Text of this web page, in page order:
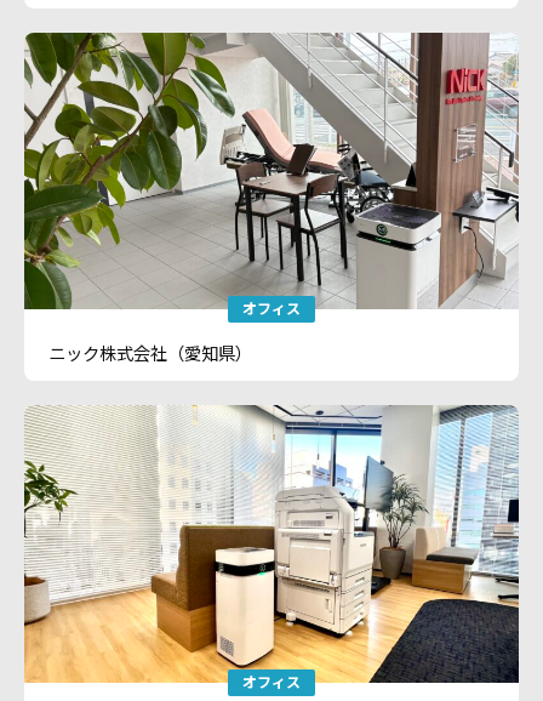
オフィス
ニック株式会社（愛知県）
オフィス